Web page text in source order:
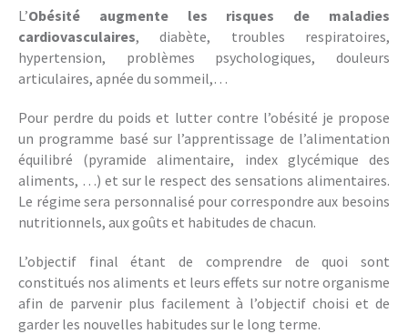
L’Obésité augmente les risques de maladies
cardiovasculaires, diabète, troubles respiratoires,
hypertension, problèmes psychologiques, douleurs
articulaires, apnée du sommeil,…
Pour perdre du poids et lutter contre l’obésité je propose
un programme basé sur l’apprentissage de l’alimentation
équilibré (pyramide alimentaire, index glycémique des
aliments, …) et sur le respect des sensations alimentaires.
Le régime sera personnalisé pour correspondre aux besoins
nutritionnels, aux goûts et habitudes de chacun.
L’objectif final étant de comprendre de quoi sont
constitués nos aliments et leurs effets sur notre organisme
afin de parvenir plus facilement à l’objectif choisi et de
garder les nouvelles habitudes sur le long terme.